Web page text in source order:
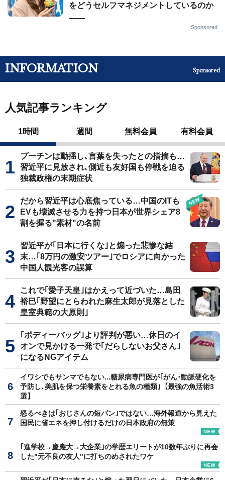
をどうセルフマネジメントしているのか
——
Sponsored
INFORMATION Sponsored
人気記事ランキング
1時間 週間 無料会員 有料会員
プーチンは動揺し､言葉を失ったとの指摘も…
習近平に見放され､側近も友好国も停戦を迫る
独裁政権の末期症状
だから習近平は心底焦っている…中国のITも
EVも壊滅させる力を持つ日本が世界シェア8
割を握る"素材"の名前
習近平が｢日本に行くな｣と煽った悲惨な結
末…｢8万円の激安ツアー｣でロシアに向かった
中国人観光客の誤算
これで｢愛子天皇｣はかえって近づいた…島田
裕巳｢野望にとらわれた麻生太郎が見落とした
皇室典範の大原則｣
｢ボディーバッグ｣より評判が悪い…休日のイ
オンで見かける一発で｢だらしないお父さん｣
になるNGアイテム
イワシでもサンマでもない...糖尿病専門医が｢がん･動脈硬化を
予防し､美肌を保つ栄養素をとれる魚の種類｣【最強の魚活術3
選】
怒るべきは｢おじさんの短パン｣ではない…海外報道から見えた
国民に省エネを押し付けるだけの日本政府の無策
｢進学校→慶應大→大企業｣の学歴エリートが10数年ぶりに再会
した"元不良の友人"に打ちのめされたワケ